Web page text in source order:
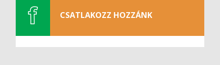
CSATLAKOZZ HOZZÁNK